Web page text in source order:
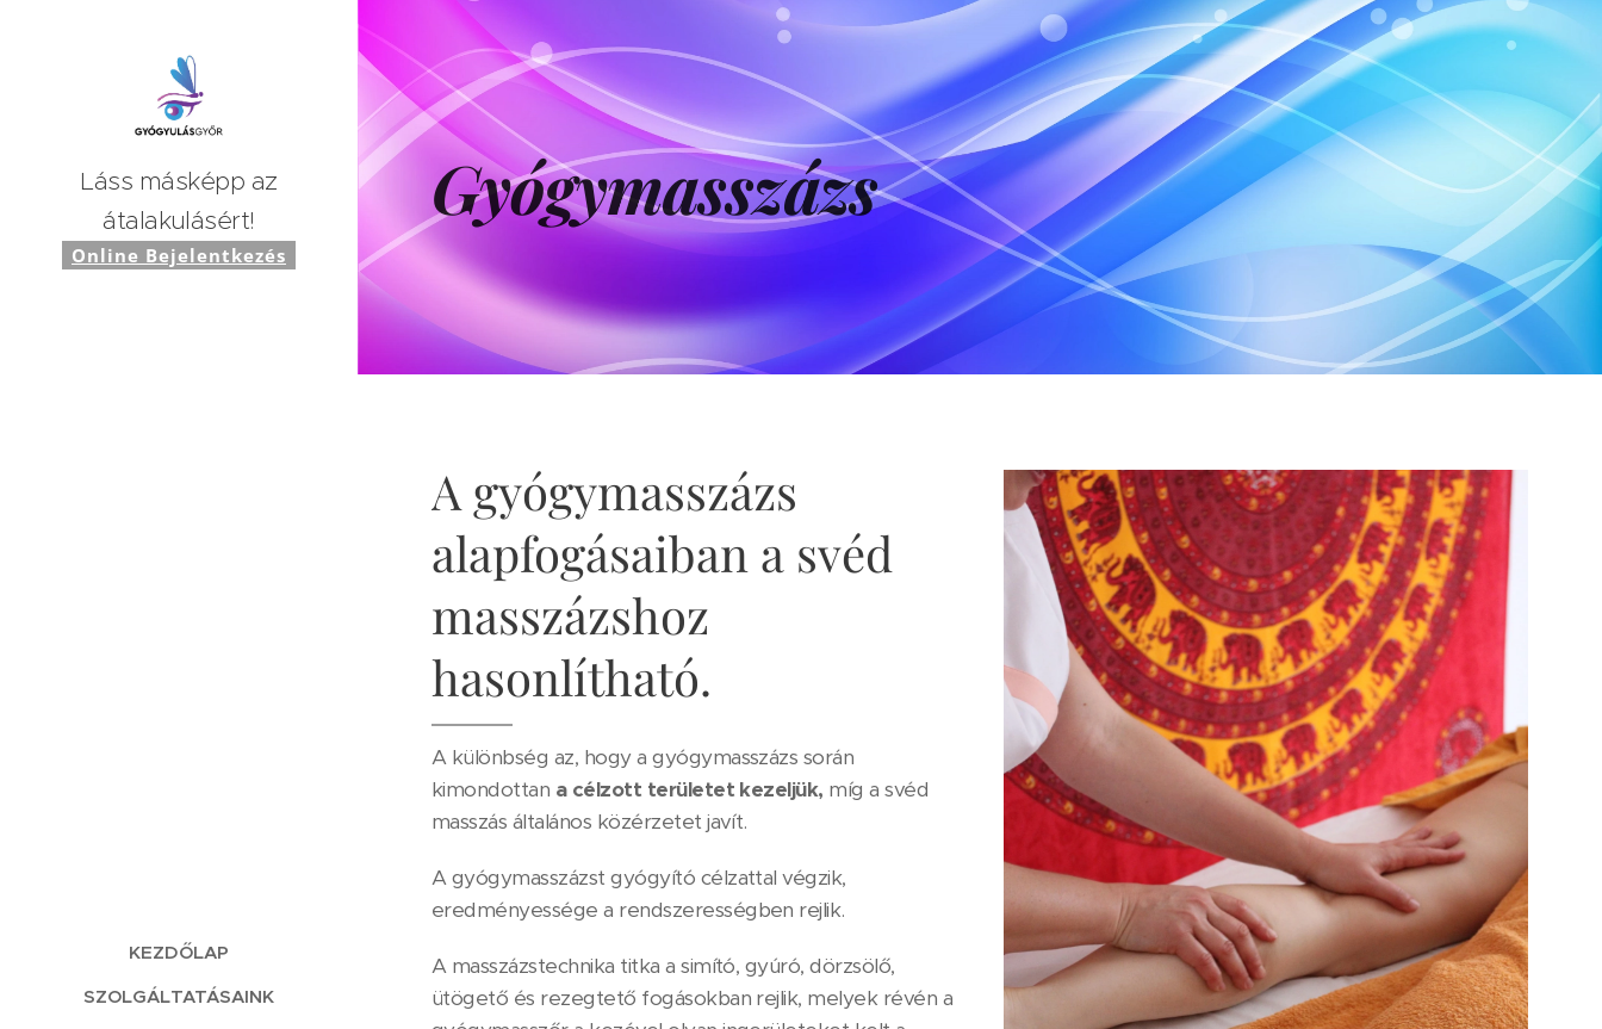
Láss másképp az
átalakulásért!
Online Bejelentkezés
KEZDŐLAP
SZOLGÁLTATÁSAINK
Gyógymasszázs
A gyógymasszázs
alapfogásaiban a svéd
masszázshoz
hasonlítható.
A különbség az, hogy a gyógymasszázs során
kimondottan a célzott területet kezeljük, míg a svéd
masszás általános közérzetet javít.
A gyógymasszázst gyógyító célzattal végzik,
eredményessége a rendszerességben rejlik.
A masszázstechnika titka a simító, gyúró, dörzsölő,
ütögető és rezegtető fogásokban rejlik, melyek révén a